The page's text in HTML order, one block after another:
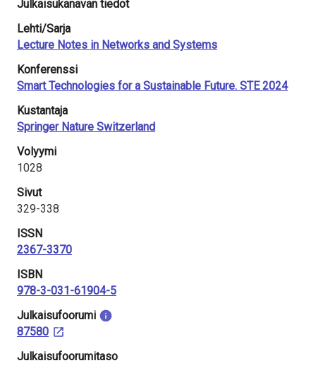
Julkaisukanavan tiedot
Lehti/Sarja
Lecture Notes in Networks and Systems
Konferenssi
Smart Technologies for a Sustainable Future. STE 2024
Kustantaja
Springer Nature Switzerland
Volyymi
1028
Sivut
329-338
ISSN
2367-3370
ISBN
978-3-031-61904-5
Julkaisu­foorumi
87580
Julkaisufoorumitaso